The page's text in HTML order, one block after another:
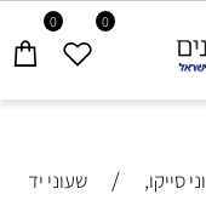
0 0
סייקו, / שעוני יד